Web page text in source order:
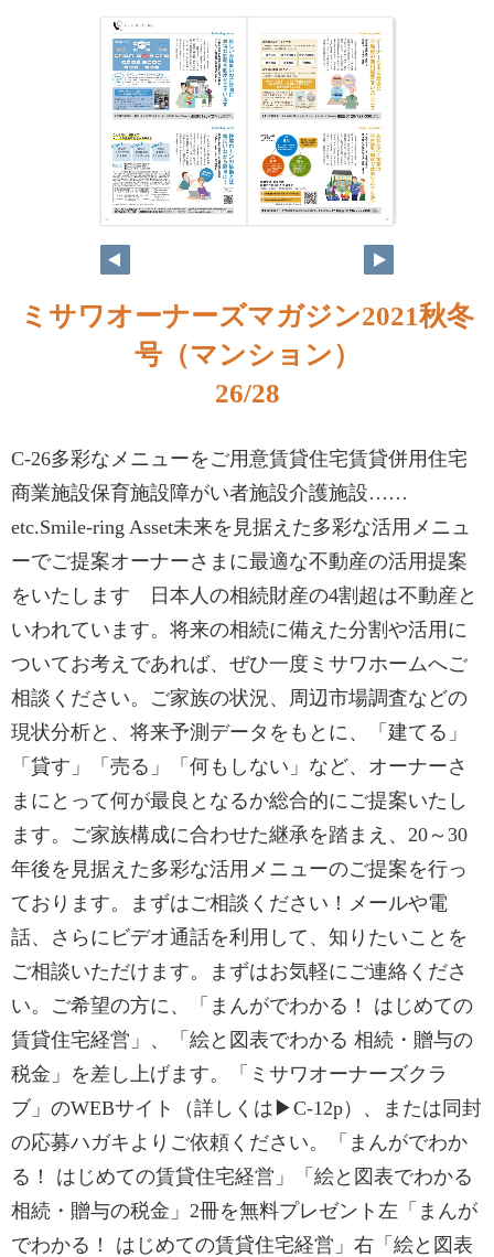
ミサワオーナーズマガジン2021秋冬
号（マンション）
26/28
C-26多彩なメニューをご用意賃貸住宅賃貸併用住宅
商業施設保育施設障がい者施設介護施設……
etc.Smile-ring Asset未来を見据えた多彩な活用メニュ
ーでご提案オーナーさまに最適な不動産の活用提案
をいたします 日本人の相続財産の4割超は不動産と
いわれています。将来の相続に備えた分割や活用に
ついてお考えであれば、ぜひ一度ミサワホームへご
相談ください。ご家族の状況、周辺市場調査などの
現状分析と、将来予測データをもとに、「建てる」
「貸す」「売る」「何もしない」など、オーナーさ
まにとって何が最良となるか総合的にご提案いたし
ます。ご家族構成に合わせた継承を踏まえ、20～30
年後を見据えた多彩な活用メニューのご提案を行っ
ております。まずはご相談ください！メールや電
話、さらにビデオ通話を利用して、知りたいことを
ご相談いただけます。まずはお気軽にご連絡くださ
い。ご希望の方に、「まんがでわかる！ はじめての
賃貸住宅経営」、「絵と図表でわかる 相続・贈与の
税金」を差し上げます。「ミサワオーナーズクラ
ブ」のWEBサイト（詳しくは▶C-12p）、または同封
の応募ハガキよりご依頼ください。「まんがでわか
る！ はじめての賃貸住宅経営」「絵と図表でわかる
相続・贈与の税金」2冊を無料プレゼント左「まんが
でわかる！ はじめての賃貸住宅経営」右「絵と図表